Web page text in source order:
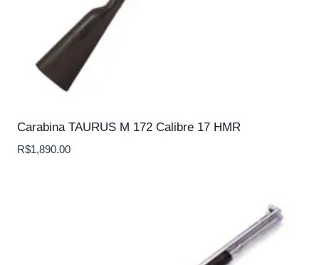
Carabina TAURUS M 172 Calibre 17 HMR
R$1,890.00